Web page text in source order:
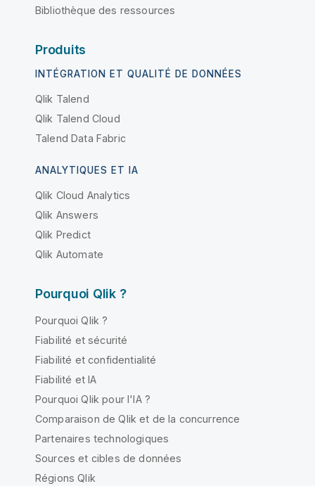
Bibliothèque des ressources
Produits
INTÉGRATION ET QUALITÉ DE DONNÉES
Qlik Talend
Qlik Talend Cloud
Talend Data Fabric
ANALYTIQUES ET IA
Qlik Cloud Analytics
Qlik Answers
Qlik Predict
Qlik Automate
Pourquoi Qlik ?
Pourquoi Qlik ?
Fiabilité et sécurité
Fiabilité et confidentialité
Fiabilité et IA
Pourquoi Qlik pour l'IA ?
Comparaison de Qlik et de la concurrence
Partenaires technologiques
Sources et cibles de données
Régions Qlik